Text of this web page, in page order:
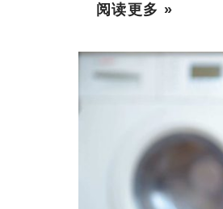
阅读更多 »